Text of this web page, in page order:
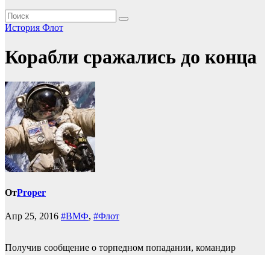
История Флот
Корабли сражались до конца
ОтProper
Апр 25, 2016 #ВМФ, #Флот
Получив сообщение о торпедном попадании, командир